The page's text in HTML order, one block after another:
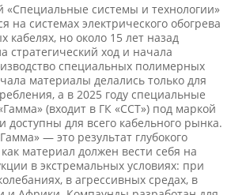
«Специальные системы и технологии»
на системах электрического обогрева
кабелях, но около 15 лет назад
стратегический ход и начала
специальных полимерных
материалы делались только для
а в 2025 году специальные
(входит в ГК «ССТ») под маркой
доступны для всего кабельного рынка.
— это результат глубокого
материал должен вести себя на
в экстремальных условиях: при
в агрессивных средах, в